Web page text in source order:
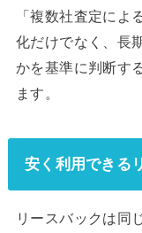
「複数社査定によ
化だけでなく、長
かを基準に判断す
ます。
安く利用できる
リースバックは同